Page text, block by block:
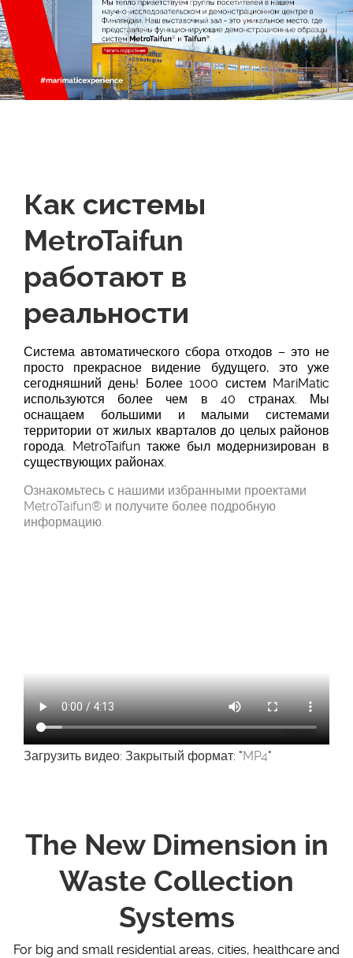
Как системы
MetroTaifun
работают в
реальности
Система автоматического сбора отходов – это не
просто прекрасное видение будущего, это уже
сегодняшний день! Более 1000 систем MariMatic
используются более чем в 40 странах. Мы
оснащаем большими и малыми системами
территории от жилых кварталов до целых районов
города. MetroTaifun также был модернизирован в
существующих районах.
Ознакомьтесь с нашими избранными проектами
MetroTaifun® и получите более подробную
информацию.
Загрузить видео: Закрытый формат: "MP4"
The New Dimension in
Waste Collection
Systems
For big and small residential areas, cities, healthcare and